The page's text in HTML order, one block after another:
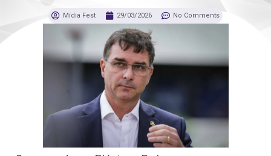
Mídia Fest 29/03/2026 No Comments